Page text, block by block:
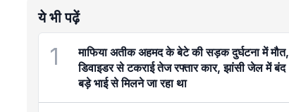
ये भी पढ़ें
1
माफिया अतीक अहमद के बेटे की सड़क दुर्घटना में मौत,
डिवाइडर से टकराई तेज रफ्तार कार, झांसी जेल में बंद
बड़े भाई से मिलने जा रहा था